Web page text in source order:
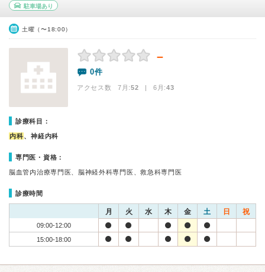
駐車場あり
土曜（〜18:00）
－
0件
アクセス数 7月:52 | 6月:43
診療科目：
内科、神経内科
専門医・資格：
脳血管内治療専門医、脳神経外科専門医、救急科専門医
診療時間
月 火 水 木 金 土 日 祝
09:00-12:00
15:00-18:00